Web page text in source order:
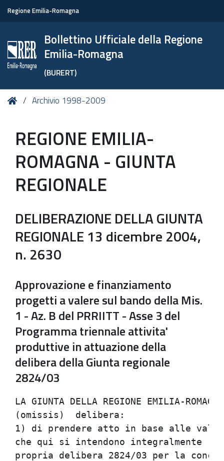
Regione Emilia-Romagna
Bollettino Ufficiale della Regione
Emilia-Romagna
(BURERT)
Tu HomeArchivio 1998-2009
REGIONE EMILIA-
ROMAGNA - GIUNTA
REGIONALE
DELIBERAZIONE DELLA GIUNTA
REGIONALE 13 dicembre 2004,
n. 2630
Approvazione e finanziamento
progetti a valere sul bando della Mis.
1 - Az. B del PRRIITT - Asse 3 del
Programma triennale attivita'
produttive in attuazione della
delibera della Giunta regionale
2824/03
LA GIUNTA DELLA
1) di prendere atto in base
che qui si intendono
propria delibera 2824/03 per